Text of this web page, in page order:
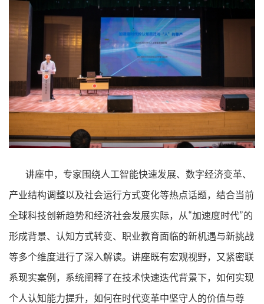
讲座中，专家围绕人工智能快速发展、数字经济变革、
产业结构调整以及社会运行方式变化等热点话题，结合当前
全球科技创新趋势和经济社会发展实际，从“加速度时代”的
形成背景、认知方式转变、职业教育面临的新机遇与新挑战
等多个维度进行了深入解读。讲座既有宏观视野，又紧密联
系现实案例，系统阐释了在技术快速迭代背景下，如何实现
个人认知能力提升，如何在时代变革中坚守人的价值与尊